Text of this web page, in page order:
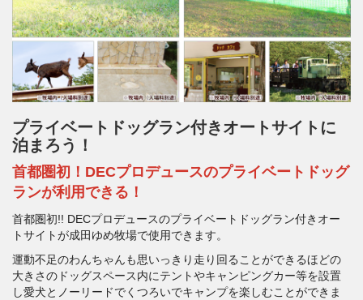
プライベートドッグラン付きオートサイトに
泊まろう！
首都圏初！DECプロデュースのプライベートドッグ
ランが利用できる！
首都圏初!! DECプロデュースのプライベートドッグラン付きオー
トサイトが成田ゆめ牧場で使用できます。
運動不足のわんちゃんも思いっきり走り回ることができるほどの
大きさのドッグスペース内にテントやキャンピングカー等を設置
し愛犬とノーリードでくつろいでキャンプを楽しむことができま